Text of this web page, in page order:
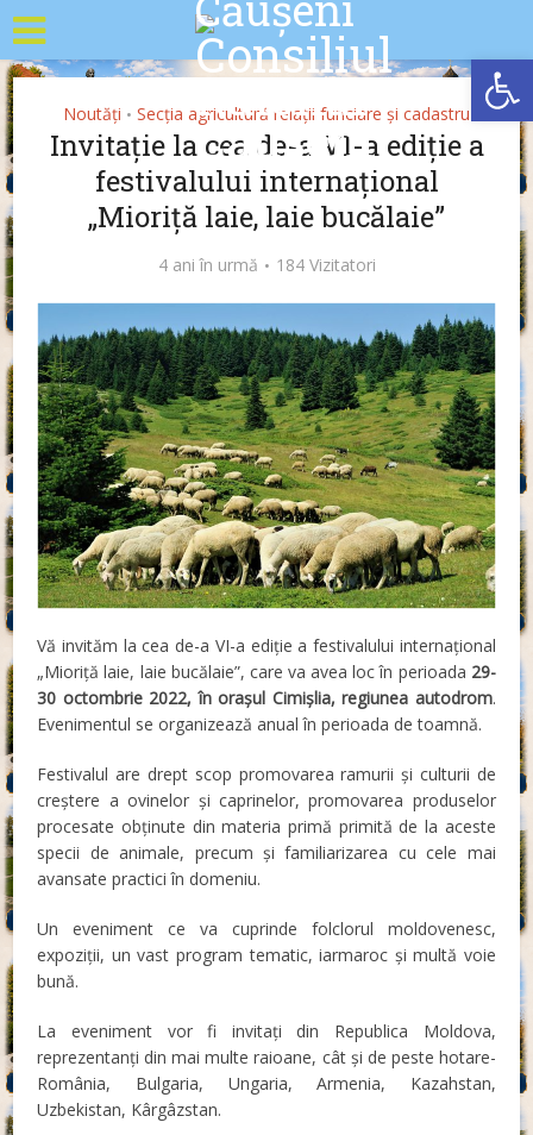
Noutăți • Secția agricultură relații funciare și cadastru
Invitație la cea de-a VI-a ediție a
festivalului internațional
„Mioriță laie, laie bucălaie”
4 ani în urmă 184 Vizitatori
Vă invităm la cea de-a VI-a ediție a festivalului internațional
„Mioriță laie, laie bucălaie”, care va avea loc în perioada 29-
30 octombrie 2022, în orașul Cimișlia, regiunea autodrom.
Evenimentul se organizează anual în perioada de toamnă.
Festivalul are drept scop promovarea ramurii și culturii de
creștere a ovinelor și caprinelor, promovarea produselor
procesate obținute dinmateria primă primită de la aceste
specii de animale, precum și familiarizarea cu cele mai
avansate practici în domeniu.
Un eveniment ce va cuprinde folclorul moldovenesc,
expoziții, un vast program tematic, iarmaroc și multă voie
bună.
La eveniment vor fi invitați din Republica Moldova,
reprezentanți din mai multe raioane, cât și de peste hotare-
România, Bulgaria, Ungaria, Armenia, Kazahstan,
Uzbekistan, Kârgâzstan.